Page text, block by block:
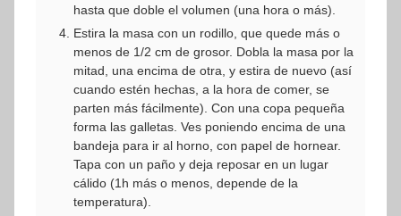
hasta que doble el volumen (una hora o más).
Estira la masa con un rodillo, que quede más o
menos de 1/2 cm de grosor. Dobla la masa por la
mitad, una encima de otra, y estira de nuevo (así
cuando estén hechas, a la hora de comer, se
parten más fácilmente). Con una copa pequeña
forma las galletas. Ves poniendo encima de una
bandeja para ir al horno, con papel de hornear.
Tapa con un paño y deja reposar en un lugar
cálido (1h más o menos, depende de la
temperatura).